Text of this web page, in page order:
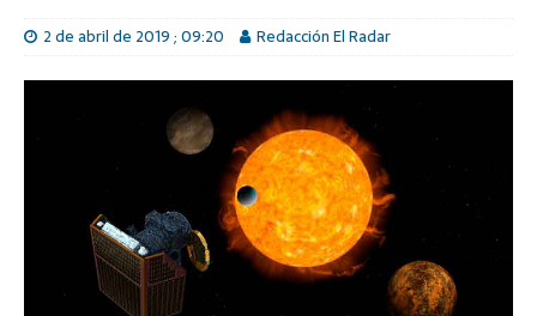
2 de abril de 2019 ; 09:20 Redacción El Radar